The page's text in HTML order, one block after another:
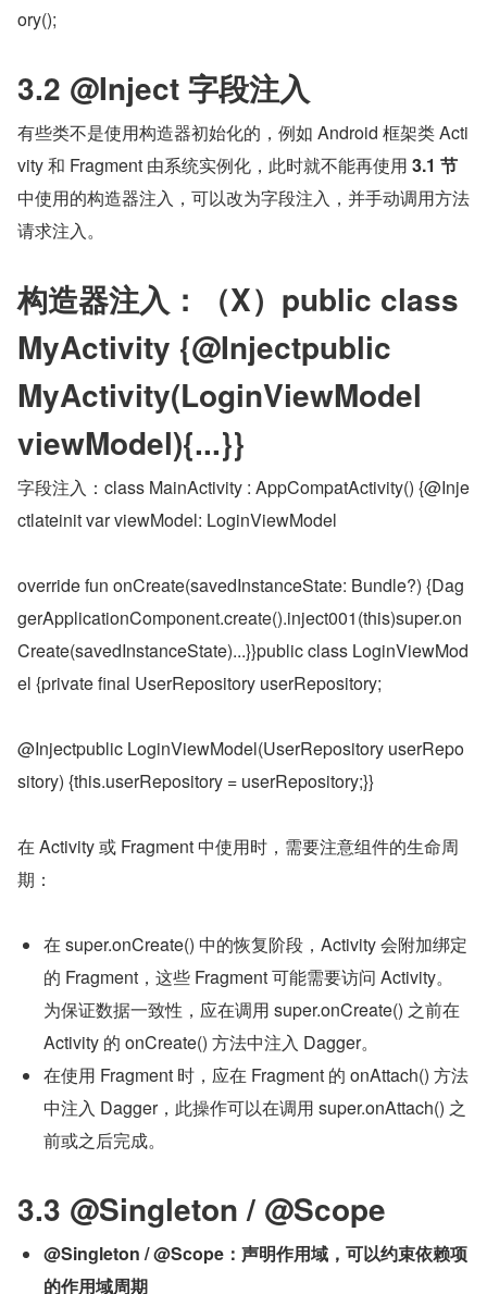
ory();
3.2 @Inject 字段注入
有些类不是使用构造器初始化的，例如 Android 框架类 Acti
vity 和 Fragment 由系统实例化，此时就不能再使用 3.1 节
中使用的构造器注入，可以改为字段注入，并手动调用方法
请求注入。
构造器注入：（X）public class
MyActivity {@Injectpublic
MyActivity(LoginViewModel
viewModel){...}}
字段注入：class MainActivity : AppCompatActivity() {@Inje
ctlateinit var viewModel: LoginViewModel
override fun onCreate(savedInstanceState: Bundle?) {Dag
gerApplicationComponent.create().inject001(this)super.on
Create(savedInstanceState)...}}public class LoginViewMod
el {private final UserRepository userRepository;
@Injectpublic LoginViewModel(UserRepository userRepo
sitory) {this.userRepository = userRepository;}}
在 Activity 或 Fragment 中使用时，需要注意组件的生命周
期：
在 super.onCreate() 中的恢复阶段，Activity 会附加绑定
的 Fragment，这些 Fragment 可能需要访问 Activity。
为保证数据一致性，应在调用 super.onCreate() 之前在
Activity 的 onCreate() 方法中注入 Dagger。
在使用 Fragment 时，应在 Fragment 的 onAttach() 方法
中注入 Dagger，此操作可以在调用 super.onAttach() 之
前或之后完成。
3.3 @Singleton / @Scope
@Singleton / @Scope：声明作用域，可以约束依赖项
的作用域周期